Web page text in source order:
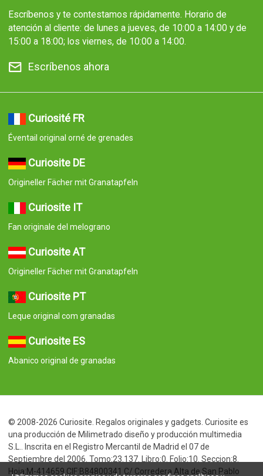
Escríbenos y te contestamos rápidamente. Horario de
atención al cliente: de lunes a jueves, de 10:00 a 14:00 y de
15:00 a 18:00; los viernes, de 10:00 a 14:00.
Escríbenos ahora
Curiosité FR
Éventail original orné de grenades
Curiosite DE
Origineller Fächer mit Granatapfeln
Curiosite IT
Fan originale del melograno
Curiosite AT
Origineller Fächer mit Granatapfeln
Curiosite PT
Leque original com granadas
Curiosite ES
Abanico original de granadas
© 2008-2026 Curiosite. Regalos originales y gadgets. Curiosite es
una producción de Milimetrado diseño y producción multimedia
S.L.. Inscrita en el Registro Mercantil de Madrid el 07 de
Septiembre del 2006. Tomo:23.137. Libro:0. Folio:10. Seccion:8.
Hoja:M-414659 CIF:B84800341 C/ Corredera Alta de San Pablo